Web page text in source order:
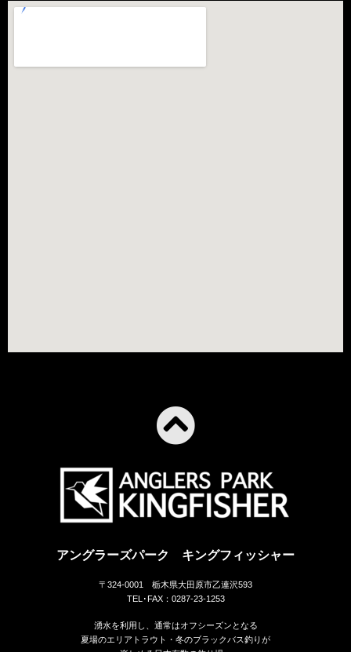
アングラーズパーク キングフィッシャー
〒324-0001 栃木県大田原市乙連沢593
TEL･FAX：0287-23-1253
湧水を利用し、通常はオフシーズンとなる
夏場のエリアトラウト・冬のブラックバス釣りが